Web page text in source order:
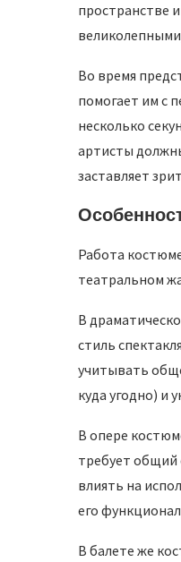
пространстве
Во время
помогает им с
несколько
артисты
заставляет
Работа
театральном
В
стиль
учитывать
куда угодно) и
В опере
требует общий
влиять на
его
В балете же